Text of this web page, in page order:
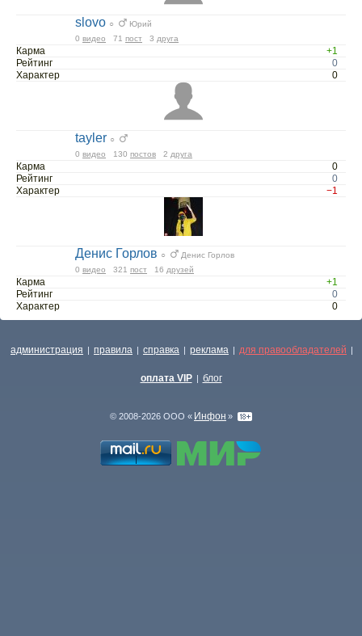
slovo ○
Юрий
0 видео 71 пост 3 друга
Карма
+1
Рейтинг
0
Характер
0
tayler ○
0 видео 130 постов 2 друга
Карма
0
Рейтинг
0
Характер
−1
Денис Горлов ○
Денис Горлов
0 видео 321 пост 16 друзей
Карма
+1
Рейтинг
0
Характер
0
администрация | правила | справка | реклама | для правообладателей |
оплата VIP | блог
© 2008-2026 ООО « Инфон »